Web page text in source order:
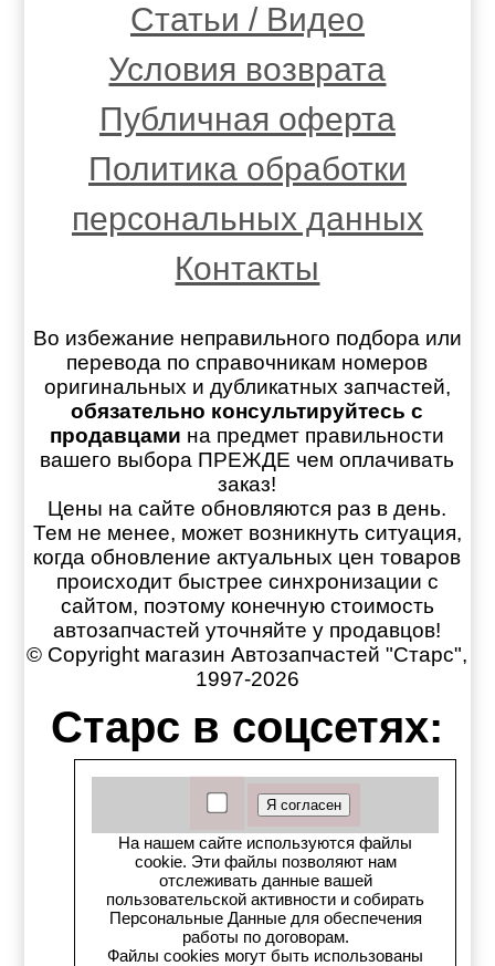
Статьи / Видео
Условия возврата
Публичная оферта
Политика обработки
персональных данных
Контакты
Во избежание неправильного подбора или
перевода по справочникам номеров
оригинальных и дубликатных запчастей,
обязательно консультируйтесь с
продавцами на предмет правильности
вашего выбора ПРЕЖДЕ чем оплачивать
заказ!
Цены на сайте обновляются раз в день.
Тем не менее, может возникнуть ситуация,
когда обновление актуальных цен товаров
происходит быстрее синхронизации с
сайтом, поэтому конечную стоимость
автозапчастей уточняйте у продавцов!
© Copyright магазин Автозапчастей "Старс",
1997-2026
Старс в соцсетях:
Старс вКонтакте
Старс в YouTube
Телеграм-канал
Старс на Drom.ru
На нашем сайте используются файлы
cookie. Эти файлы позволяют нам
отслеживать данные вашей
пользовательской активности и собирать
Персональные Данные для обеспечения
работы по договорам.
Файлы cookies могут быть использованы